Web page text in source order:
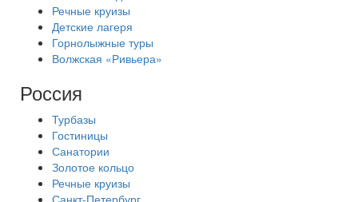
Речные круизы
Детские лагеря
Горнолыжные туры
Волжская «Ривьера»
Россия
Турбазы
Гостиницы
Санатории
Золотое кольцо
Речные круизы
Санкт-Петербург